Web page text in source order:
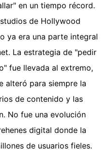
en un tiempo récord.
de Hollywood
ya era una parte integral
La estrategia de "pedir
fue llevada al extremo,
alteró para siempre la
de contenido y las
No fue una evolución
digital donde la
de usuarios fieles.